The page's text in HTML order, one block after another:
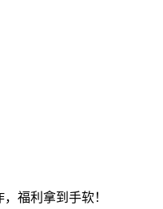
福利拿到手软！